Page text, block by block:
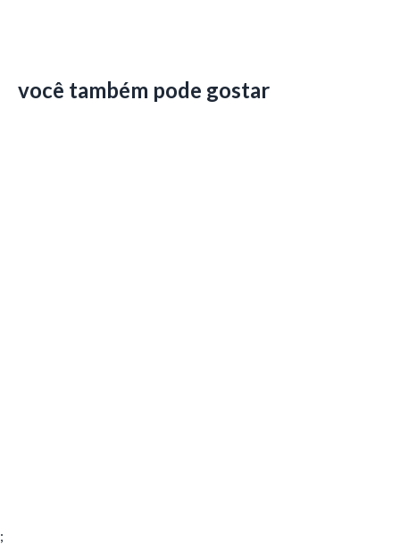
você também pode gostar
;